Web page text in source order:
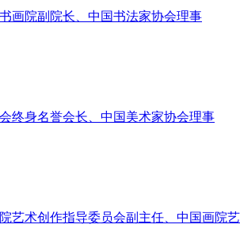
画院副院长、中国书法家协会理事
终身名誉会长、中国美术家协会理事
艺术创作指导委员会副主任、中国画院